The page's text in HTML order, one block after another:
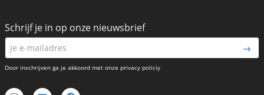
Schrijf je in op onze nieuwsbrief
Door inschrijven ga je akkoord met onze privacy policiy